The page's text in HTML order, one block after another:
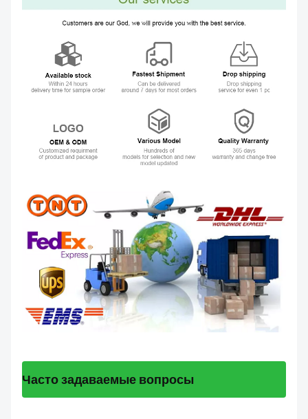
Часто задаваемые вопросы